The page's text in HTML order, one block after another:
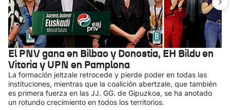
El PNV gana en Bilbao y Donostia, EH Bildu en
Vitoria y UPN en Pamplona
La formación jeltzale retrocede y pierde poder en todas las
instituciones, mientras que la coalición abertzale, que también
es primera fuerza en las JJ. GG. de Gipuzkoa, se ha anotado
un rotundo crecimiento en todos los territorios.